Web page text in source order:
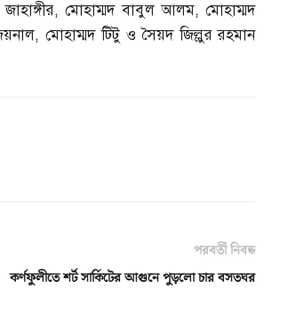
,মোহাম্মদ বাবুল আলম,মোহাম্মদ
, মোহাম্মদ টিটু ও সৈয়দ জিল্লুর রহমান
পরবর্তী নিবন্ধ
কর্ণফুলীতে শর্ট সার্কিটের আগুনে পুড়লো চার বসতঘর